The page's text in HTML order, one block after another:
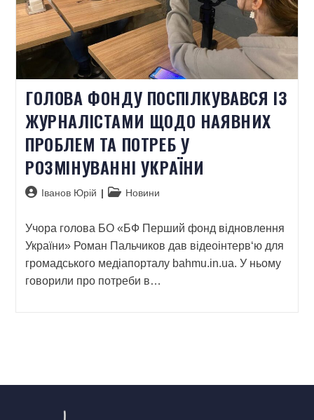
ГОЛОВА ФОНДУ ПОСПІЛКУВАВСЯ ІЗ
ЖУРНАЛІСТАМИ ЩОДО НАЯВНИХ
ПРОБЛЕМ ТА ПОТРЕБ У
РОЗМІНУВАННІ УКРАЇНИ
Іванов Юрій Новини
Учора голова БО «БФ Перший фонд відновлення
України» Роман Пальчиков дав відеоінтерв‘ю для
громадського медіапорталу bahmu.in.ua. У ньому
говорили про потреби в…